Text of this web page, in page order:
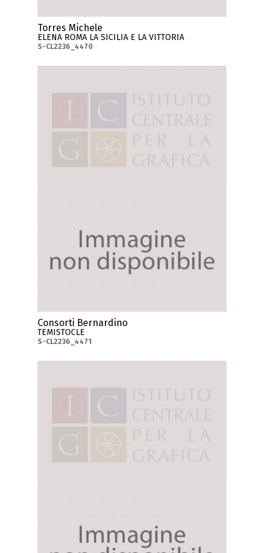
Torres Michele
ELENA ROMA LA SICILIA E LA VITTORIA
S-CL2236_4470
Consorti Bernardino
TEMISTOCLE
S-CL2236_4471